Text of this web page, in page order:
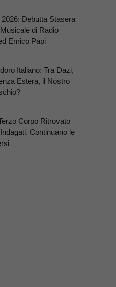
Debutta Stasera
di Radio
Enrico Papi
Italiano: Tra Dazi,
Estera, il Nostro
Corpo Ritrovato
Continuano le